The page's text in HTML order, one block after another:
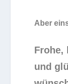
Aber
Frohe,
und